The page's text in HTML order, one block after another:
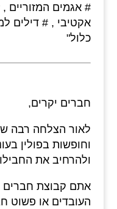
# אגמים המזוריים
אקטיבי , # דילים
כלול"
חברים יקרים,
לאור הצלחה רבה
וחופשות בפולין
ולהרחיב את
אתם קבוצת חברים
העובדים או פשוט